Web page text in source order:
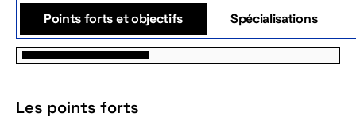
Points forts et objectifs Spécialisations
Les points forts